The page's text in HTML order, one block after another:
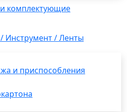
комплектующие
Инструмент / Ленты
и приспособления